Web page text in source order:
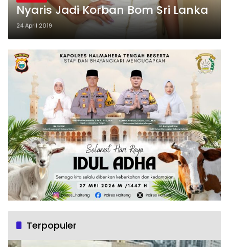
Nyaris Jadi Korban Bom Sri Lanka
24 April 2019
Terpopuler